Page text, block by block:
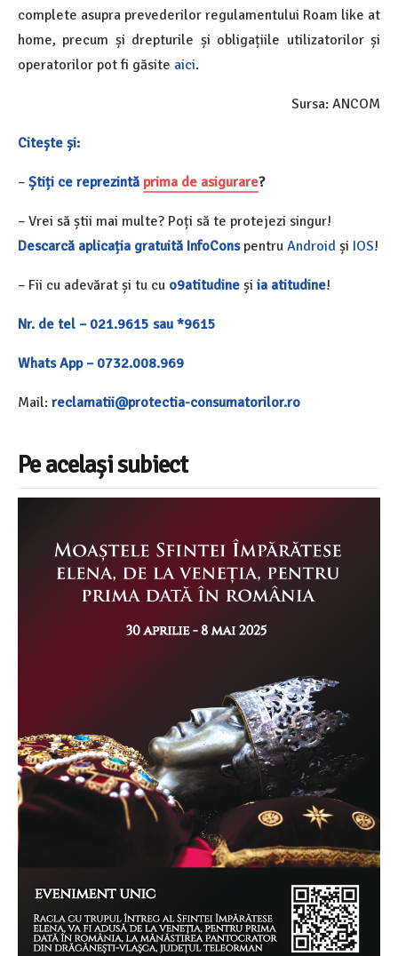
complete asupra prevederilor regulamentului Roam like at
home, precum și drepturile și obligațiile utilizatorilor și
operatorilor pot fi găsite aici.
Sursa: ANCOM
Citește și:
– Știți ce reprezintă prima de asigurare?
– Vrei să știi mai multe? Poți să te protejezi singur!
Descarcă aplicația gratuită InfoCons pentru Android și IOS!
– Fii cu adevărat și tu cu o9atitudine și ia atitudine!
Nr. de tel – 021.9615 sau *9615
Whats App – 0732.008.969
Mail: reclamatii@protectia-consumatorilor.ro
Pe același subiect